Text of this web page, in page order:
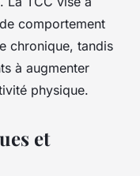
comportement
chronique, tandis
à augmenter
physique.
et